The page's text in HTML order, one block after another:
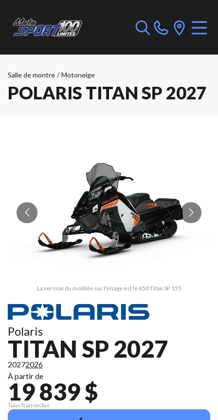
Salle de montre / Motoneige
POLARIS TITAN SP 2027
La version du modèle sur l'image est le 650 Titan SP 155
Polaris
TITAN SP 2027
20272026
À partir de
19 839 $
Tous frais inclus